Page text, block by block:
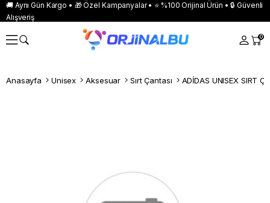
🚚 Aynı Gün Kargo • 🎁 Özel Kampanyalar • ⭐ %100 Orijinal Ürün • 🔒 Güvenli
Alışveriş
0
Anasayfa Unisex Aksesuar Sırt Çantası ADİDAS UNISEX SIRT